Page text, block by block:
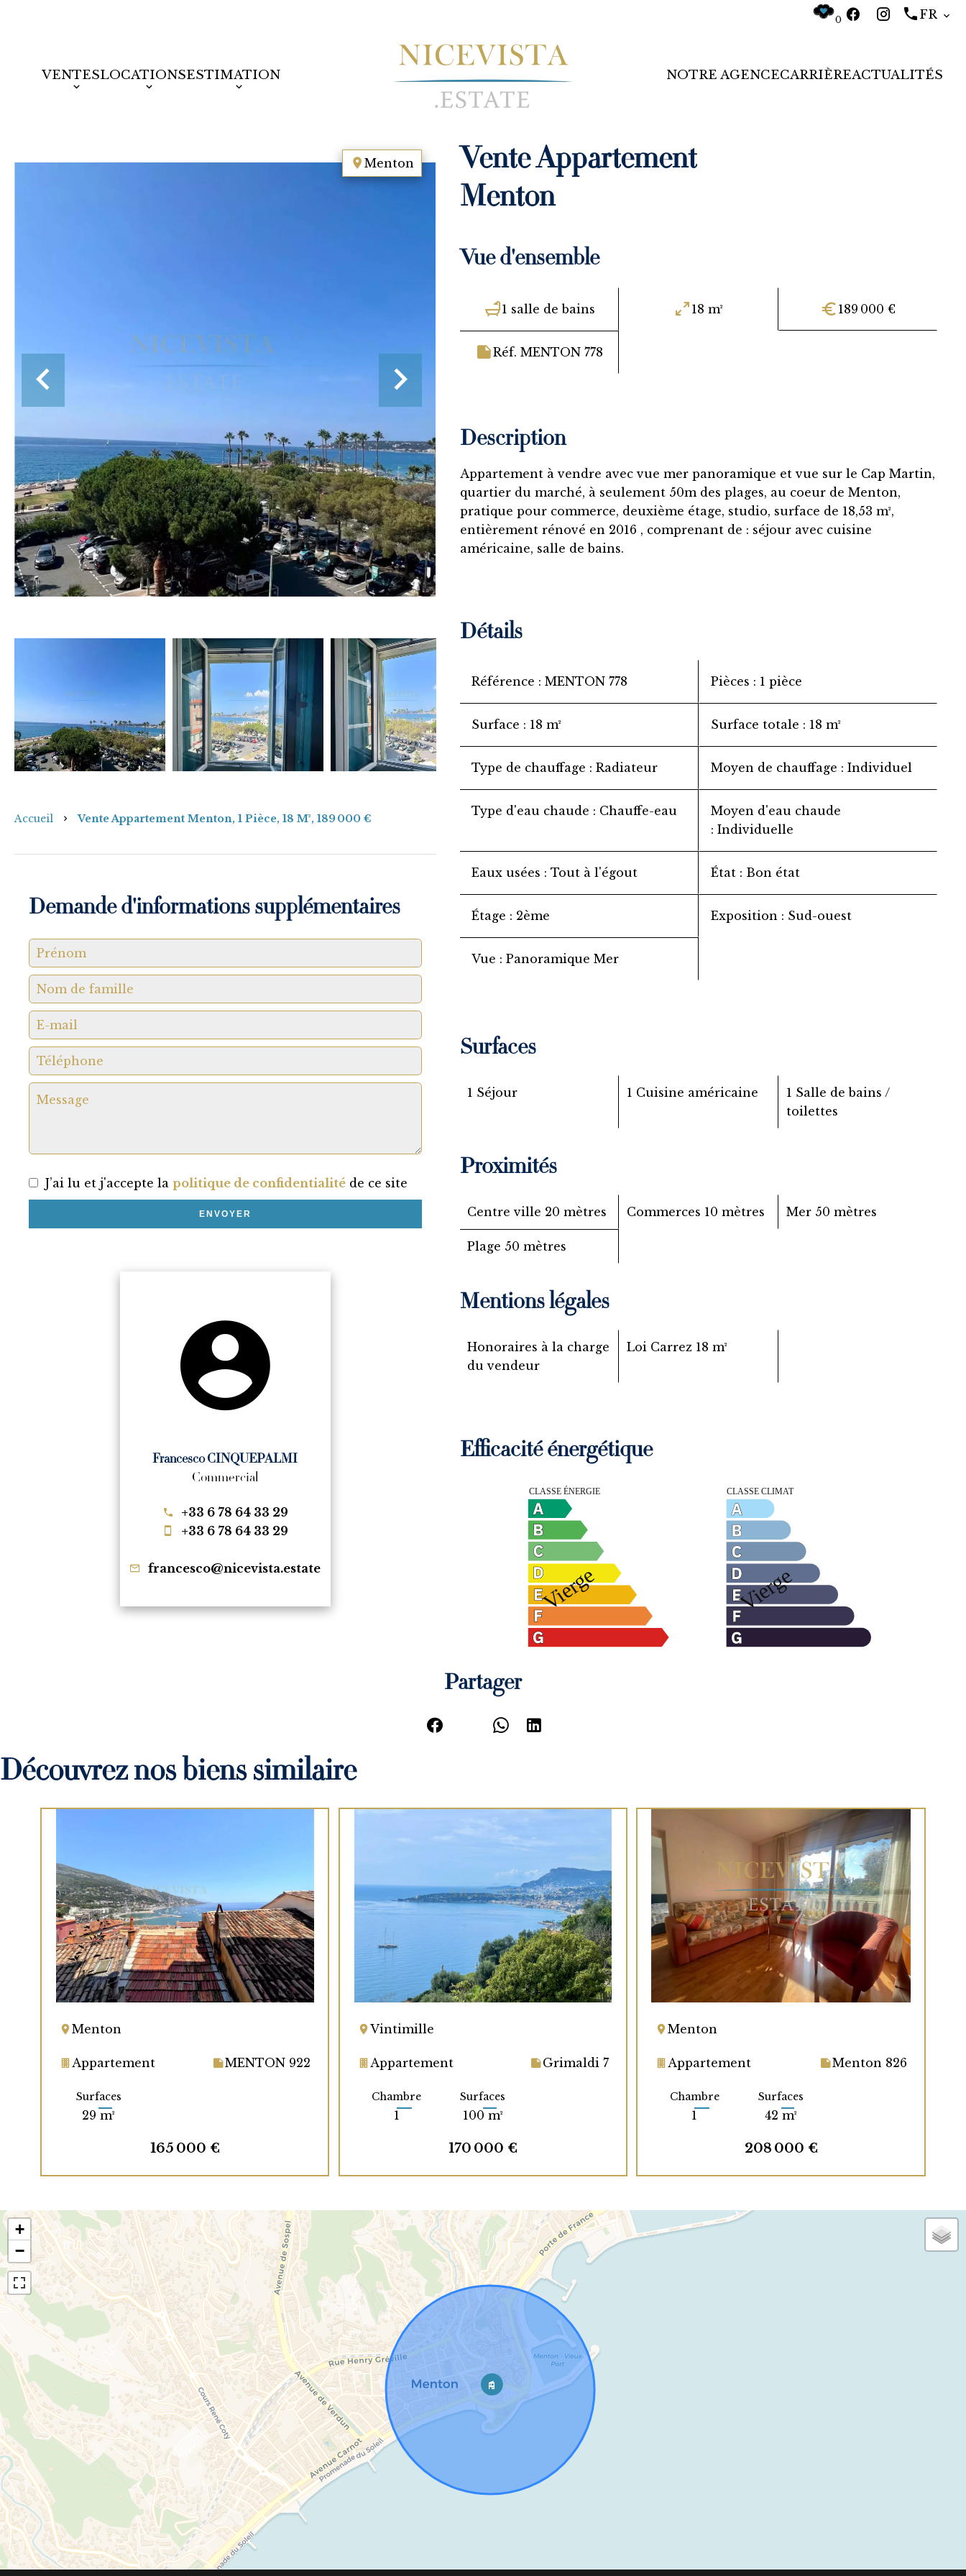
0 FR
VENTESLOCATIONSESTIMATION NOTRE AGENCECARRIÈREACTUALITÉS
Menton
Accueil Vente Appartement Menton, 1 Pièce, 18 M², 189 000 €
Demande d'informations supplémentaires
J’ai lu et j'accepte la politique de confidentialité de ce site
ENVOYER
Francesco CINQUEPALMI
Commercial
+33 6 78 64 33 29
+33 6 78 64 33 29
francesco@nicevista.estate
Vente Appartement
Menton
Vue d'ensemble
1 salle de bains 18 m² 189 000 €
Réf. MENTON 778
Description
Appartement à vendre avec vue mer panoramique et vue sur le Cap Martin,
quartier du marché, à seulement 50m des plages, au coeur de Menton,
pratique pour commerce, deuxième étage, studio, surface de 18,53 m²,
entièrement rénové en 2016 , comprenant de : séjour avec cuisine
américaine, salle de bains.
Détails
Référence MENTON 778 Pièces 1 pièce
Surface 18 m² Surface totale 18 m²
Type de chauffage Radiateur Moyen de chauffage Individuel
Type d'eau chaude Chauffe-eau
Moyen d'eau chaude
Individuelle
Eaux usées Tout à l'égout État Bon état
Étage 2ème Exposition Sud-ouest
Vue Panoramique Mer
Surfaces
1 Séjour 1 Cuisine américaine
1 Salle de bains /
toilettes
Proximités
Centre ville 20 mètres Commerces 10 mètres Mer 50 mètres
Plage 50 mètres
Mentions légales
Honoraires à la charge
du vendeur
Loi Carrez 18 m²
Efficacité énergétique
Partager
Découvrez nos biens similaire
Menton
Appartement MENTON 922
Surfaces
29 m²
165 000 €
Vintimille
Appartement Grimaldi 7
Chambre
1
Surfaces
100 m²
170 000 €
Menton
Appartement Menton 826
Chambre
1
Surfaces
42 m²
208 000 €
+
−